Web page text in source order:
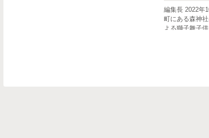
編集長 2022年
町にある森神
よる獅子舞子供